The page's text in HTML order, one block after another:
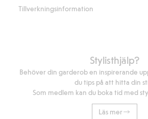
Tillverkningsinformation
Stylisthjälp?
Behöver din garderob en inspirerande
du tips på att hitta din
Som medlem kan du boka tid med
Läs mer